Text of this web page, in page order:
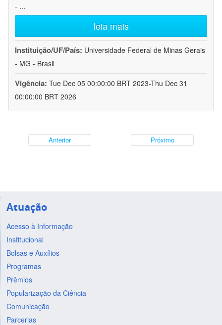
- ...
leia mais
Instituição/UF/País: Universidade Federal de Minas Gerais
- MG - Brasil
Vigência: Tue Dec 05 00:00:00 BRT 2023-Thu Dec 31
00:00:00 BRT 2026
Anterior Próximo
Atuação
Acesso à Informação
Institucional
Bolsas e Auxílios
Programas
Prêmios
Popularização da Ciência
Comunicação
Parcerias